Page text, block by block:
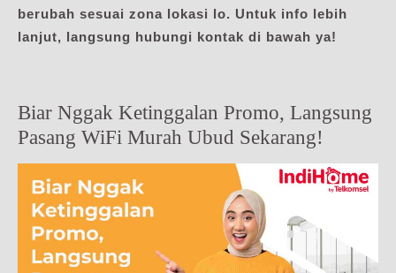
berubah sesuai zona lokasi lo. Untuk info lebih
lanjut, langsung hubungi kontak di bawah ya!
Biar Nggak Ketinggalan Promo, Langsung
Pasang WiFi Murah Ubud Sekarang!